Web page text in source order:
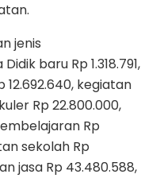
jenis
baru Rp 1.318.791,
kegiatan
Rp 22.800.000,
Rp
sekolah Rp
jasa Rp 43.480.588,